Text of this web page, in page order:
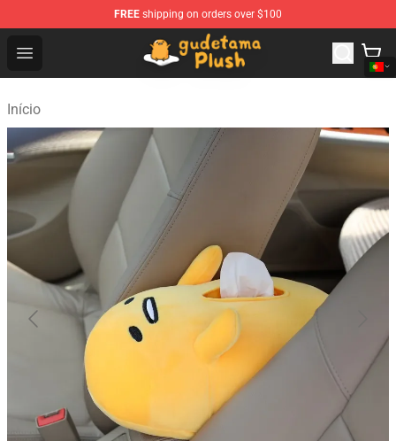
FREE shipping on orders over $100
Open menu
Gudetama Plush Shop - The Best Store of Gudetama
Início